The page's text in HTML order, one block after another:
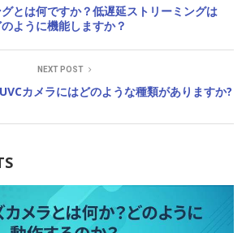
とは何ですか？低遅延ストリーミングは
のように機能しますか？
NEXT POST
カメラにはどのような種類がありますか?